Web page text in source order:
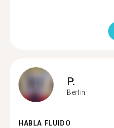
P.
Berlin
HABLA FLUIDO